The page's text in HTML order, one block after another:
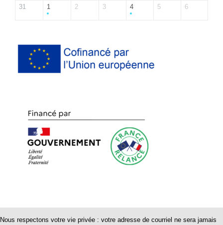
31 1 2 3 4 5 6
Nous respectons votre vie privée : votre adresse de courriel ne sera jamais